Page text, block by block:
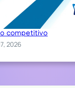
Resolvis difende il
competitivo
2026